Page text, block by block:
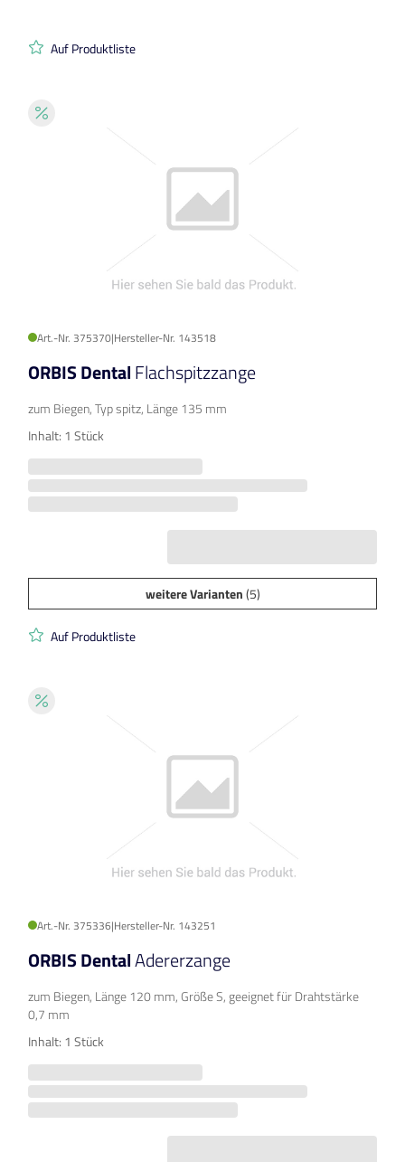
Auf Produktliste
Art.-Nr. 375370|Hersteller-Nr. 143518
ORBIS DentalFlachspitzzange
zum Biegen, Typ spitz, Länge 135 mm
Inhalt: 1 Stück
weitere Varianten(5)
Auf Produktliste
Art.-Nr. 375336|Hersteller-Nr. 143251
ORBIS DentalAdererzange
zum Biegen, Länge 120 mm, Größe S, geeignet für Drahtstärke
0,7 mm
Inhalt: 1 Stück